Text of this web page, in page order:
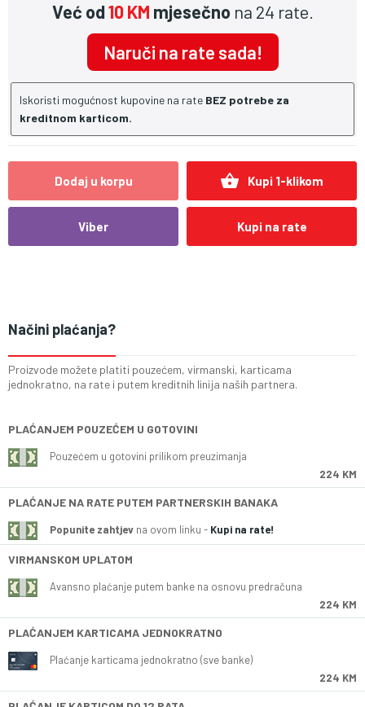
Već od10 KM mjesečno na 24 rate.
Naruči na rate sada!
Iskoristi mogućnost kupovine na rate BEZ potrebe za
kreditnom karticom.
Dodaj u korpu shopping_basket Kupi 1-klikom
Viber Kupi na rate
Načini plaćanja?
Proizvode možete platiti pouzećem, virmanski, karticama
jednokratno, na rate i putem kreditnih linija naših partnera.
PLAĆANJEM POUZEĆEM U GOTOVINI
Pouzećem u gotovini prilikom preuzimanja
224 KM
PLAĆANJE NA RATE PUTEM PARTNERSKIH BANAKA
Popunite zahtjev na ovom linku - Kupi na rate!
VIRMANSKOM UPLATOM
Avansno plaćanje putem banke na osnovu predračuna
224 KM
PLAĆANJEM KARTICAMA JEDNOKRATNO
Plaćanje karticama jednokratno (sve banke)
224 KM